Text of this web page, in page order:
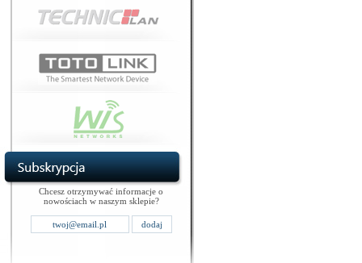
Chcesz otrzymywać informacje o
nowościach w naszym sklepie?